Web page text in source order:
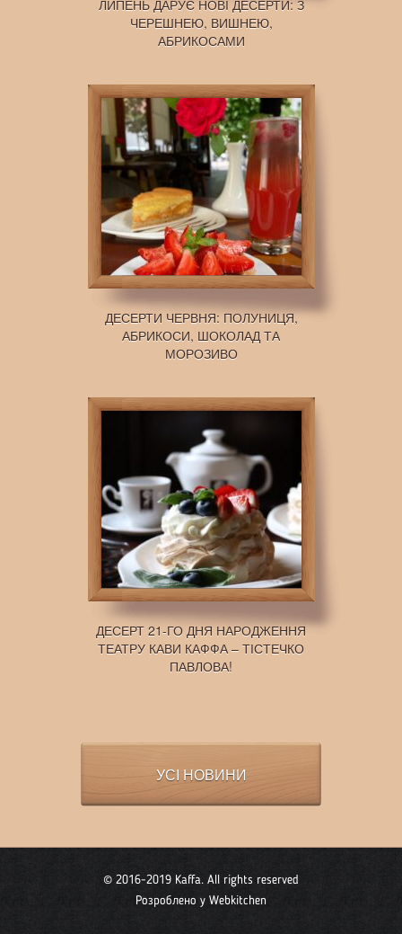
ЛИПЕНЬ ДАРУЄ НОВІ ДЕСЕРТИ: З
ЧЕРЕШНЕЮ, ВИШНЕЮ,
АБРИКОСАМИ
ДЕСЕРТИ ЧЕРВНЯ: ПОЛУНИЦЯ,
АБРИКОСИ, ШОКОЛАД ТА
МОРОЗИВО
ДЕСЕРТ 21-ГО ДНЯ НАРОДЖЕННЯ
ТЕАТРУ КАВИ КАФФА – ТІСТЕЧКО
ПАВЛОВА!
УСІ НОВИНИ
© 2016-2019 Kaffa. All rights reserved
Розроблено у Webkitchen